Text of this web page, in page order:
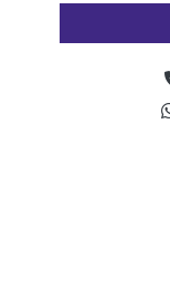
Personalizado
Personalizado
Personalizado